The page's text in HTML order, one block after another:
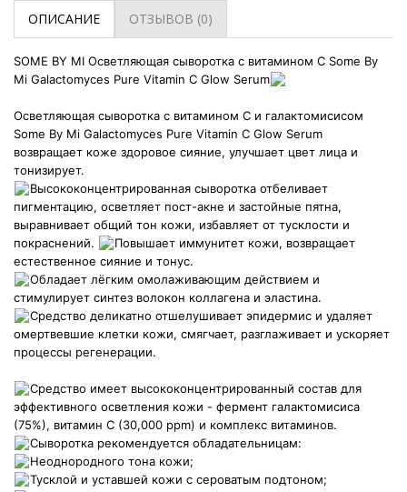
ОПИСАНИЕ ОТЗЫВОВ (0)
SOME BY MI Осветляющая сыворотка с витамином С Some By
Mi Galactomyces Pure Vitamin C Glow Serum
Осветляющая сыворотка с витамином С и галактомисисом
Some By Mi Galactomyces Pure Vitamin C Glow Serum
возвращает коже здоровое сияние, улучшает цвет лица и
тонизирует.
Высококонцентрированная сыворотка отбеливает
пигментацию, осветляет пост-акне и застойные пятна,
выравнивает общий тон кожи, избавляет от тусклости и
покраснений.
Повышает иммунитет кожи, возвращает
естественное сияние и тонус.
Обладает лёгким омолаживающим действием и
стимулирует синтез волокон коллагена и эластина.
Средство деликатно отшелушивает эпидермис и удаляет
омертвевшие клетки кожи, смягчает, разглаживает и ускоряет
процессы регенерации.
Средство имеет высококонцентрированный состав для
эффективного осветления кожи - фермент галактомисиса
(75%), витамин С (30,000 ppm) и комплекс витаминов.
Сыворотка рекомендуется обладательницам:
Неоднородного тона кожи;
Тусклой и уставшей кожи с сероватым подтоном;